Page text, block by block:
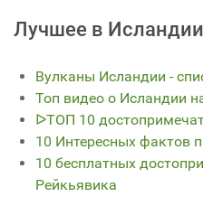
Лучшее в Исландии
Вулканы Исландии -
Топ видео о Исландии
ᐅТОП 10
10 Интересных фактов
10 бесплатных
Рейкьявика